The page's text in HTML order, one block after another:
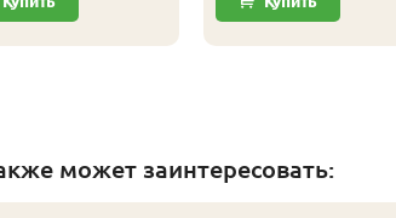
может заинтересовать: